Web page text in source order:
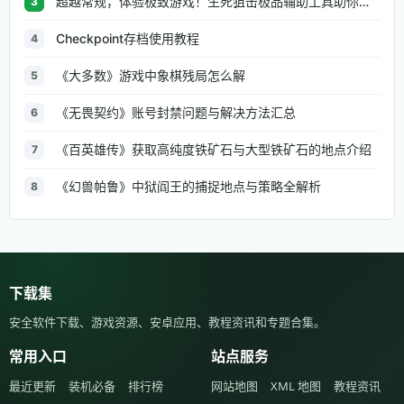
4 Checkpoint存档使用教程
5 《大多数》游戏中象棋残局怎么解
6 《无畏契约》账号封禁问题与解决方法汇总
7 《百英雄传》获取高纯度铁矿石与大型铁矿石的地点介绍
8 《幻兽帕鲁》中狱阎王的捕捉地点与策略全解析
下载集
安全软件下载、游戏资源、安卓应用、教程资讯和专题合集。
常用入口
最近更新 装机必备
排行榜
站点服务
网站地图 XML 地图 教程资讯